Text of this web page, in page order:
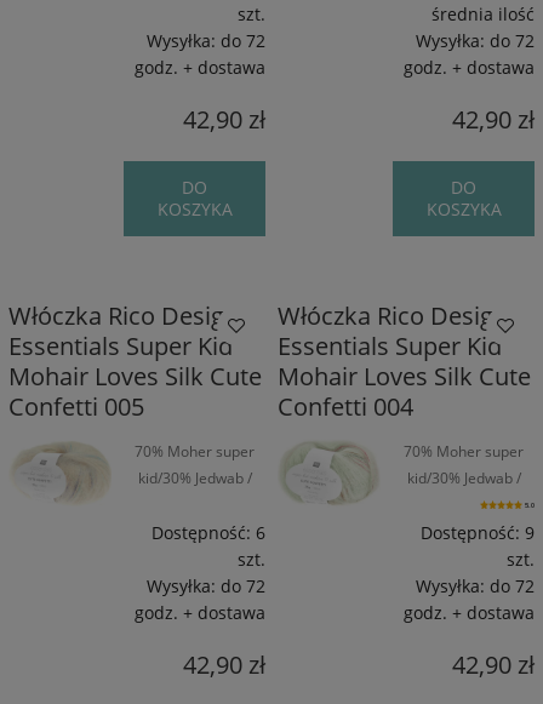
szt.
Wysyłka: do 72
godz. + dostawa
42,90 zł
DO
KOSZYKA
średnia ilość
Wysyłka: do 72
godz. + dostawa
42,90 zł
DO
KOSZYKA
Włóczka Rico Design
Essentials Super Kid
Mohair Loves Silk Cute
Confetti 005
70% Moher super
kid/30% Jedwab /
Dostępność: 6
szt.
Wysyłka: do 72
godz. + dostawa
42,90 zł
Włóczka Rico Design
Essentials Super Kid
Mohair Loves Silk Cute
Confetti 004
70% Moher super
kid/30% Jedwab /
~190 m / 25 g
5.0
Dostępność: 9
szt.
Wysyłka: do 72
godz. + dostawa
42,90 zł